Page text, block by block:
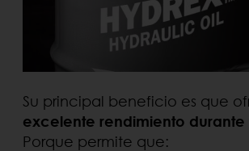
Su principal beneficio es que
excelente rendimiento
Porque permite que: